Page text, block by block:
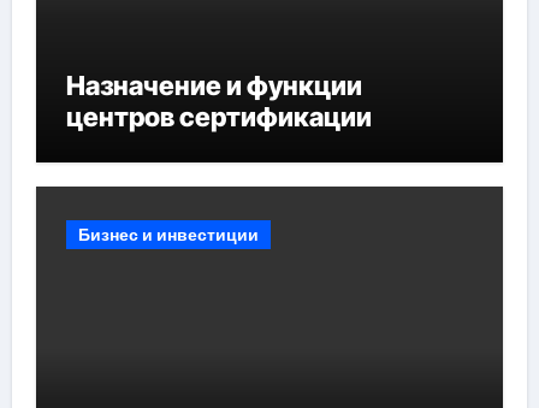
Назначение и функции
центров сертификации
Бизнес и инвестиции